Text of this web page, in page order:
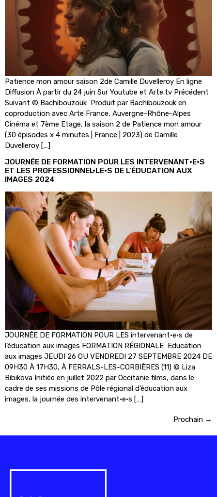
Patience mon amour saison 2de Camille Duvelleroy En ligne
Diffusion À partir du 24 juin Sur Youtube et Arte.tv Précédent
Suivant © Bachibouzouk Produit par Bachibouzouk en
coproduction avec Arte France, Auvergne-Rhône-Alpes
Cinéma et 7ème Etage, la saison 2 de Patience mon amour
(30 épisodes x 4 minutes | France | 2023) de Camille
Duvelleroy […]
JOURNÉE DE FORMATION POUR LES INTERVENANT·E·S
ET LES PROFESSIONNEL·LE·S DE L’ÉDUCATION AUX
IMAGES 2024
JOURNÉE DE FORMATION POUR LES intervenant·e·s de
l’éducation aux images FORMATION RÉGIONALE Education
aux images JEUDI 26 OU VENDREDI 27 SEPTEMBRE 2024 DE
09H30 À 17H30, À FERRALS-LES-CORBIÈRES (11) © Liza
Bibikova Initiée en juillet 2022 par Occitanie films, dans le
cadre de ses missions de Pôle régional d’éducation aux
images, la journée des intervenant·e·s […]
Prochain →